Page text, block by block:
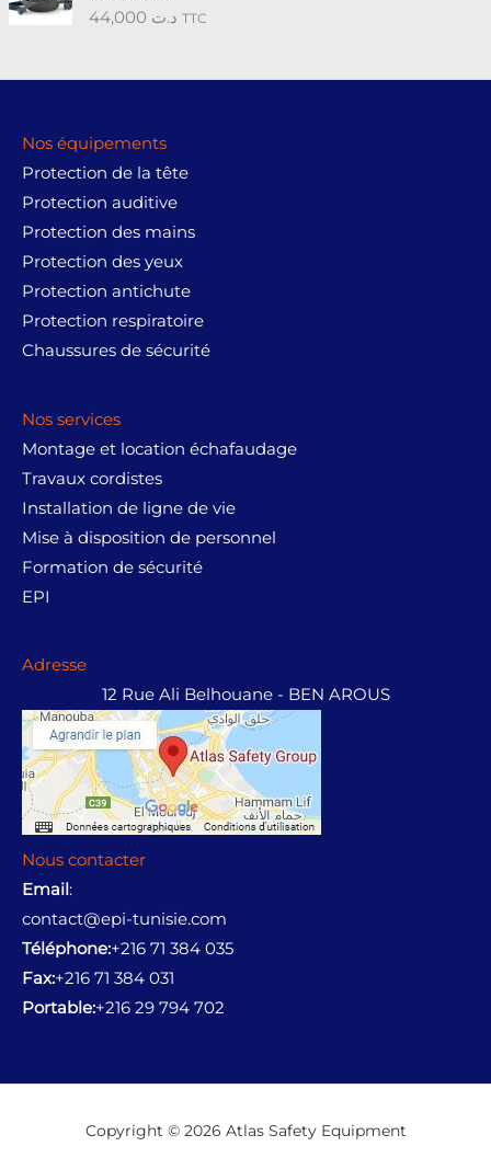
Note5.00د.ت TTC
Nos équipements
Protection de la tête
Protection auditive
Protection des mains
Protection des yeux
Protection antichute
Protection respiratoire
Chaussures de sécurité
Nos services
Montage et location échafaudage
Travaux cordistes
Installation de ligne de vie
Mise à disposition de personnel
Formation de sécurité
EPI
Adresse
12 Rue Ali Belhouane - BEN AROUS
Nous contacter
Email:
contact@epi-tunisie.com
Téléphone:+216 71 384 035
Fax:+216 71 384 031
Portable:+216 29 794 702
Copyright © 2026 Atlas Safety Equipment